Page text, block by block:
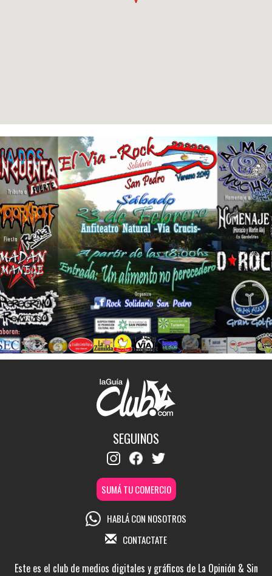
SEGUINOS
SUMÁ TU COMERCIO
HABLÁ CON NOSOTROS
CONTACTATE
Este es el club de medios digitales y gráficos de La Opinión & Sin